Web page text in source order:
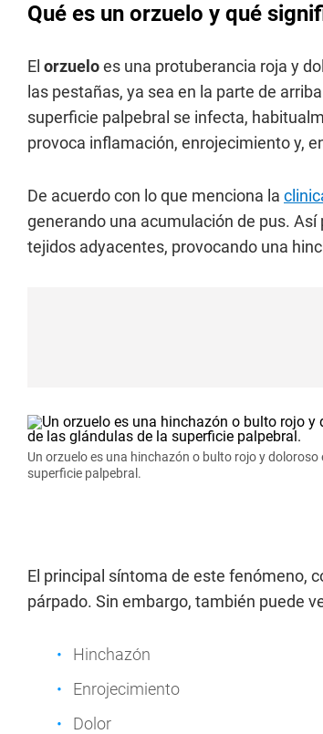
Qué es un orzuelo y qué
El orzueloes una protuberancia roja y
las pestañas, ya sea en la parte de
superficie palpebral se infecta,
provoca inflamación, enrojecimiento y,
De acuerdo con lo que menciona la
generando una acumulación de pus.
tejidos adyacentes, provocando una
Un orzuelo es una hinchazón o bulto rojo y
superficie palpebral.
El principal síntoma de este fenómeno,
párpado. Sin embargo, también puede
Hinchazón
Enrojecimiento
Dolor